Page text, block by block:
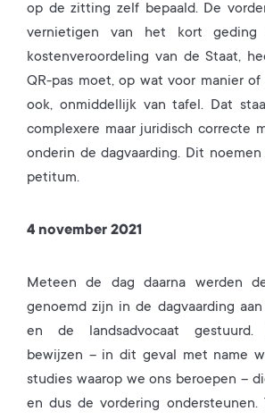
op de zitting zelf bepaald. De
vernietigen van het kort
kostenveroordeling van de Staat,
QR-pas moet, op wat voor manier
ook, onmiddellijk van tafel. Dat
complexere maar juridisch correcte
onderin de dagvaarding. Dit
petitum.
4 november 2021
Meteen de dag daarna werden
genoemd zijn in de dagvaarding
en de landsadvocaat gestuurd.
bewijzen – in dit geval met name
studies waarop we ons beroepen –
en dus de vordering ondersteunen.